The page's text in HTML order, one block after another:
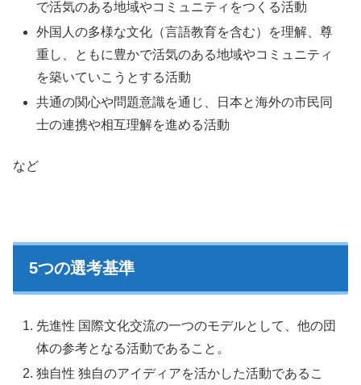
で活気のある地域やコミュニティをつくる活動
外国人の多様な文化（言語教育を含む）を理解、尊
重し、ともに豊かで活気のある地域やコミュニティ
を築いていこうとする活動
共通の関心や問題意識を通じ、日本と海外の市民同
士の連携や相互理解を進める活動
など
5つの選考基準
先進性 国際文化交流の一つのモデルとして、他の団
体の参考となる活動であること。
独自性 独自のアイディアを活かした活動であるこ